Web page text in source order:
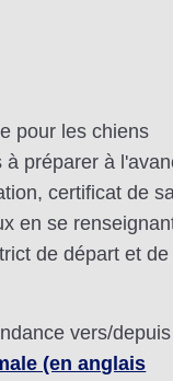
pour les chiens
préparer à
certificat de
en se
de départ et de
vers/
(en anglais